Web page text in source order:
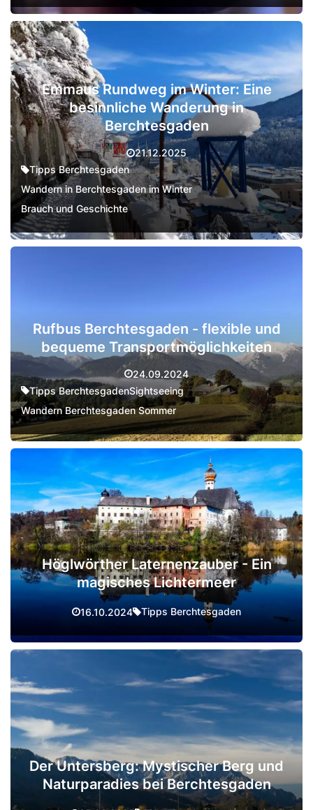
Emmaus Rundweg im Winter: Eine
besinnliche Wanderung in
Berchtesgaden
21.12.2025
Tipps Berchtesgaden
Wandern in Berchtesgaden im Winter
Brauch und Geschichte
Rufbus Berchtesgaden - flexible und
bequeme Transportmöglichkeiten
24.09.2024
Tipps BerchtesgadenSightseeing
Wandern Berchtesgaden Sommer
Höglwörther Laternenzauber - Ein
magisches Lichtermeer
16.10.2024 Tipps Berchtesgaden
Der Untersberg: Mystischer Berg und
Naturparadies bei Berchtesgaden